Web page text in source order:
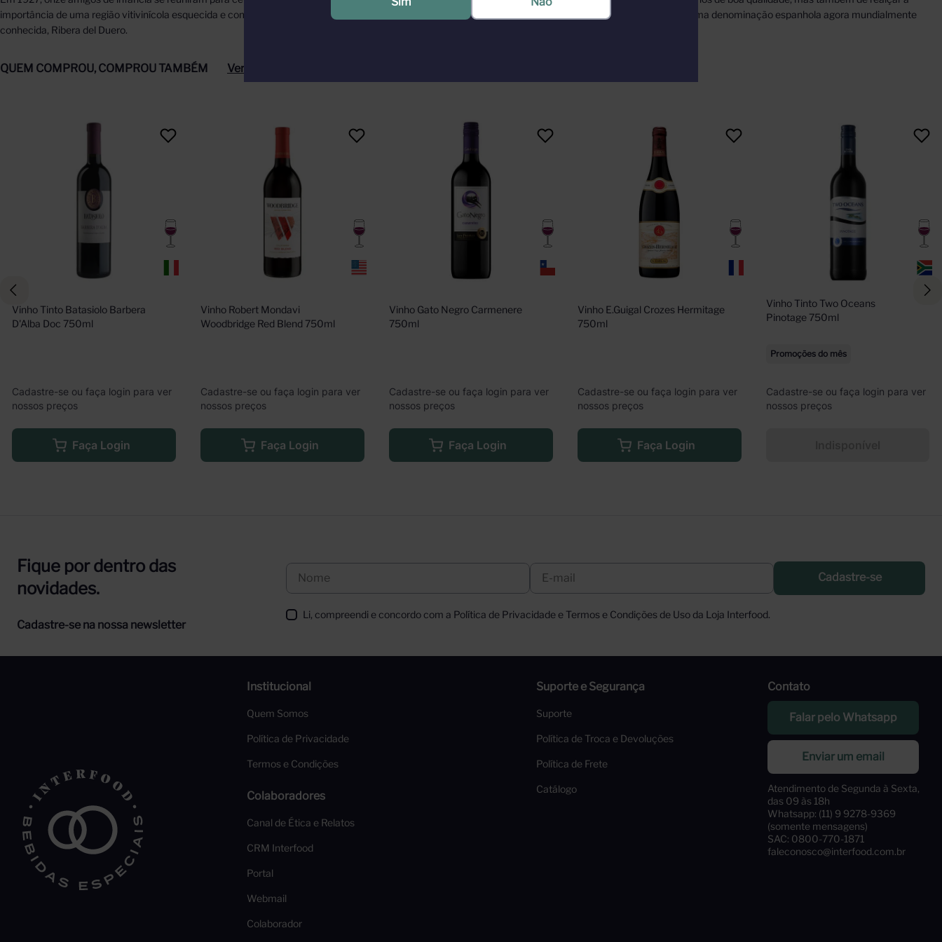
importância de uma região vitivinícola esquecida e com um patrimônio ilustre. Juntos, eles mudariam a história desta região, produzindo grandes vinhos de uma denominação espanhola agora mundialmente
conhecida, Ribera del Duero.
QUEM COMPROU, COMPROU TAMBÉM Ver tudo
Vinho Tinto Batasiolo Barbera
D'Alba Doc 750ml
Cadastre-se ou faça login para ver
nossos preços
Faça Login
Vinho Robert Mondavi
Woodbridge Red Blend 750ml
Cadastre-se ou faça login para ver
nossos preços
Faça Login
Vinho Gato Negro Carmenere
750ml
Cadastre-se ou faça login para ver
nossos preços
Faça Login
Vinho E.Guigal Crozes Hermitage
750ml
Cadastre-se ou faça login para ver
nossos preços
Faça Login
Vinho Tinto Two Oceans
Pinotage 750ml
Promoções do mês
Cadastre-se ou faça login para ver
nossos preços
Fique por dentro das
novidades.
Cadastre-se na nossa newsletter
Cadastre-se
Li, compreendi e concordo com a Política de Privacidade e Termos e Condições de Uso da Loja Interfood.
Institucional
Quem Somos
Política de Privacidade
Termos e Condições
Colaboradores
Canal de Ética e Relatos
CRM Interfood
Portal
Webmail
Colaborador
Suporte e Segurança
Suporte
Política de Troca e Devoluções
Política de Frete
Catálogo
Contato
Falar pelo Whatsapp
Enviar um email
Atendimento de Segunda à Sexta,
das 09 às 18h
Whatsapp: (11) 9 9278-9369
(somente mensagens)
SAC: 0800-770-1871
faleconosco@interfood.com.br